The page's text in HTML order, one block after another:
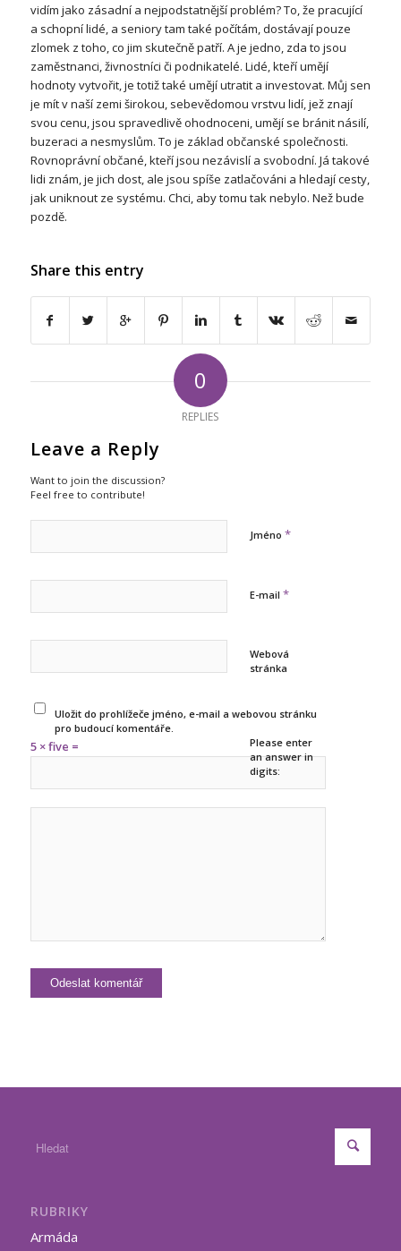
vidím jako zásadní a nejpodstatnější problém? To, že pracující
a schopní lidé, a seniory tam také počítám, dostávají pouze
zlomek z toho, co jim skutečně patří. A je jedno, zda to jsou
zaměstnanci, živnostníci či podnikatelé. Lidé, kteří umějí
hodnoty vytvořit, je totiž také umějí utratit a investovat. Můj sen
je mít v naší zemi širokou, sebevědomou vrstvu lidí, jež znají
svou cenu, jsou spravedlivě ohodnoceni, umějí se bránit násilí,
buzeraci a nesmyslům. To je základ občanské společnosti.
Rovnoprávní občané, kteří jsou nezávislí a svobodní. Já takové
lidi znám, je jich dost, ale jsou spíše zatlačováni a hledají cesty,
jak uniknout ze systému. Chci, aby tomu tak nebylo. Než bude
pozdě.
Share this entry
0
REPLIES
Leave a Reply
Want to join the discussion?
Feel free to contribute!
Jméno *
E-mail *
Webová
stránka
Uložit do prohlížeče jméno, e-mail a webovou stránku
pro budoucí komentáře.
Please enter
an answer in
digits:
5 × five =
RUBRIKY
Armáda